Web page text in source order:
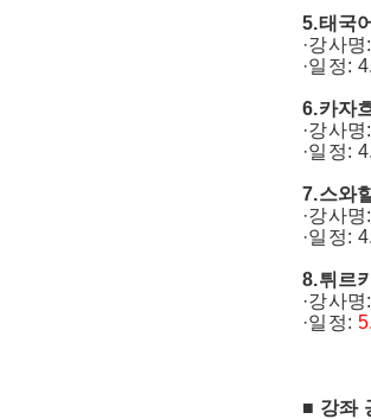
5.태국어
·강사
·일정:
6.카자
·강사
·일정:
7.스와
·강사
·일정:
8.튀르
·강사
·일정:
■ 강좌